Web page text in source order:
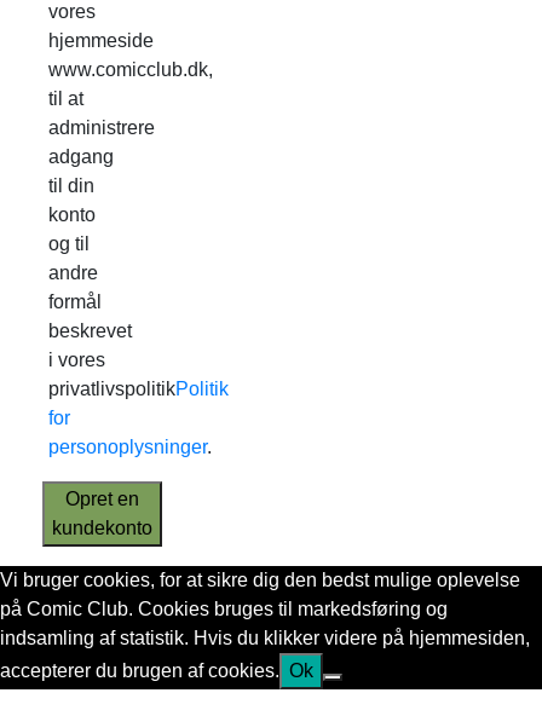
vores
hjemmeside
www.comicclub.dk,
til at
administrere
adgang
til din
konto
og til
andre
formål
beskrevet
i vores
privatlivspolitikPolitik
for
personoplysninger.
Opret en
kundekonto
Vi bruger cookies, for at sikre dig den bedst mulige oplevelse
på Comic Club. Cookies bruges til markedsføring og
indsamling af statistik. Hvis du klikker videre på hjemmesiden,
accepterer du brugen af cookies. Ok